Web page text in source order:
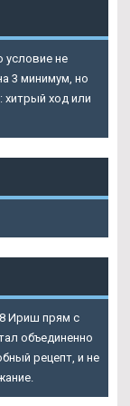
условие не
3 минимум, но
ход или
Ириш прям с
объединенно
рецепт, и не